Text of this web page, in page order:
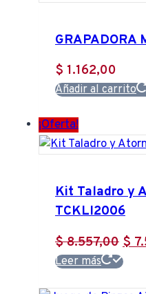
GRAPADORA
$ 1.162,00
Añadir al carrito
¡Oferta!
Kit Taladro y
TCKLI2006
$8.557,00 El
$
Leer más